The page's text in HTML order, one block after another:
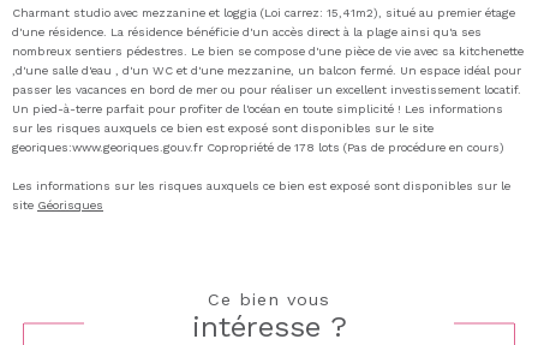
Charmant studio avec mezzanine et loggia (Loi carrez: 15,41m2), situé au premier étage
d'une résidence. La résidence bénéficie d'un accès direct à la plage ainsi qu'a ses
nombreux sentiers pédestres. Le bien se compose d'une pièce de vie avec sa kitchenette
,d'une salle d'eau , d'un WC et d'une mezzanine, un balcon fermé. Un espace idéal pour
passer les vacances en bord de mer ou pour réaliser un excellent investissement locatif.
Un pied-à-terre parfait pour profiter de l'océan en toute simplicité ! Les informations
sur les risques auxquels ce bien est exposé sont disponibles sur le site
georiques:www.georiques.gouv.fr Copropriété de 178 lots (Pas de procédure en cours)
Les informations sur les risques auxquels ce bien est exposé sont disponibles sur le
site Géorisques
Ce bien vous
intéresse ?